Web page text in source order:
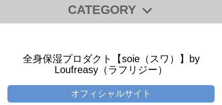
CATEGORY
◆【全商品一覧】
【SALE】商品
【“キレイ”をプレゼントに】ギフトチケット
【“キレイ”をプレゼントに】ギフトチケット
全身保湿プロダクト【soie（スワ）】by
Loufreasy（ラフリジー）
オフィシャルサイト